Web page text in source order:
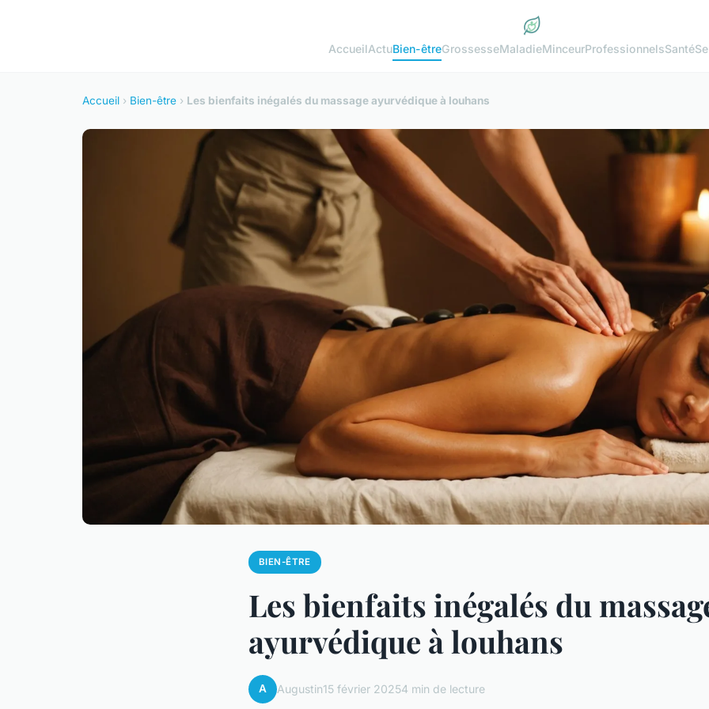
AccueilActuBien-êtreGrossesseMaladieMinceurProfessionnelsSanté
Accueil › Bien-être › Les bienfaits inégalés du massage ayurvédique à louhans
BIEN-ÊTRE
Les bienfaits inégalés du
ayurvédique à louhans
A Augustin15 février 20254 min de lecture